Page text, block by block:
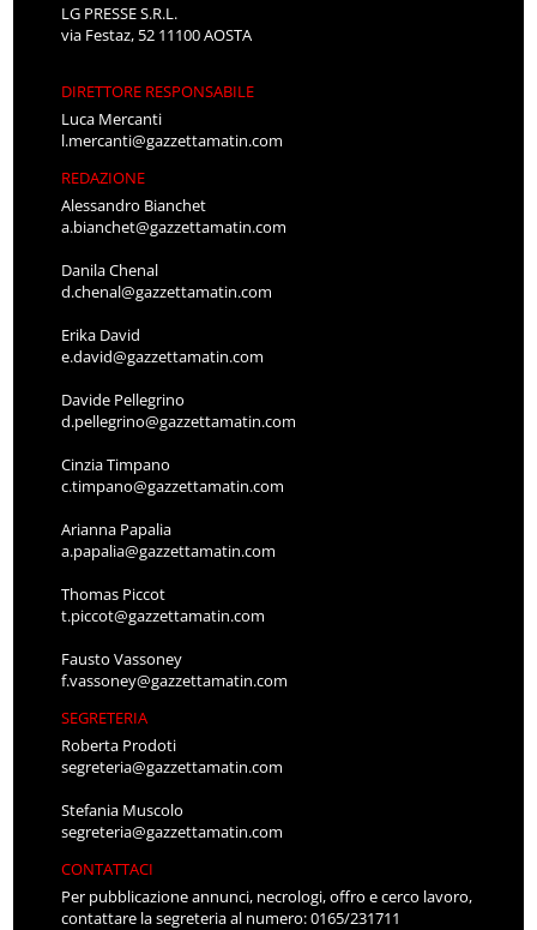
LG PRESSE S.R.L.
via Festaz, 52 11100 AOSTA
DIRETTORE RESPONSABILE
Luca Mercanti
l.mercanti@gazzettamatin.com
REDAZIONE
Alessandro Bianchet
a.bianchet@gazzettamatin.com
Danila Chenal
d.chenal@gazzettamatin.com
Erika David
e.david@gazzettamatin.com
Davide Pellegrino
d.pellegrino@gazzettamatin.com
Cinzia Timpano
c.timpano@gazzettamatin.com
Arianna Papalia
a.papalia@gazzettamatin.com
Thomas Piccot
t.piccot@gazzettamatin.com
Fausto Vassoney
f.vassoney@gazzettamatin.com
SEGRETERIA
Roberta Prodoti
segreteria@gazzettamatin.com
Stefania Muscolo
segreteria@gazzettamatin.com
CONTATTACI
Per pubblicazione annunci, necrologi, offro e cerco lavoro,
contattare la segreteria al numero: 0165/231711